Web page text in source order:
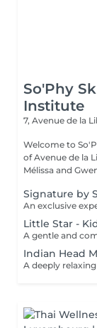
So'Phy
Institute
7, Avenue de la
Welcome to
of Avenue de la Liberté
Mélissa and
Signature by
Little Star -
Indian Head